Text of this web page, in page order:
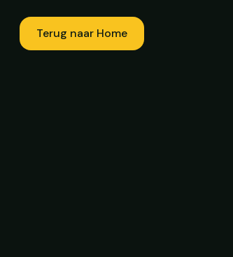
Terug naar Home